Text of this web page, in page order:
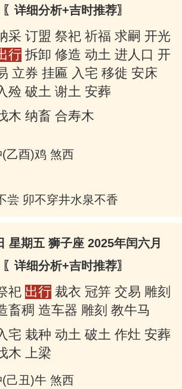
〖详细分析+吉时推荐〗
采 订盟 祭祀 祈福 求嗣 开光
行 拆卸 修造 动土 进人口 开
立券 挂匾 入宅 移徙 安床
殓 破土 谢土 安葬
木 纳畜 合寿木
乙酉)鸡 煞西
尝 卯不穿井水泉不香
星期五 狮子座 2025年闰六月
〖详细分析+吉时推荐〗
祀 出行 裁衣 冠笄 交易 雕刻
畜稠 造车器 雕刻 教牛马
宅 栽种 动土 破土 作灶 安葬
木 上梁
己丑)牛 煞西